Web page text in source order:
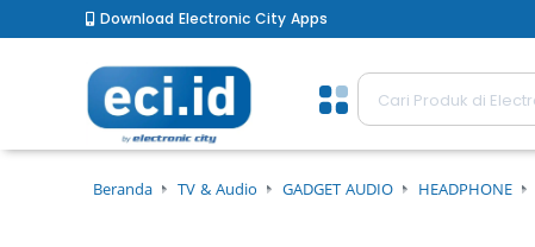
Download Electronic City Apps
Beranda TV & Audio GADGET AUDIO HEADPHONE